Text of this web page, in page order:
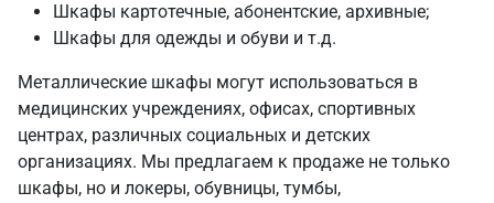
Шкафы картотечные, абонентские, архивные;
Шкафы для одежды и обуви и т.д.
Металлические шкафы могут использоваться в
медицинских учреждениях, офисах, спортивных
центрах, различных социальных и детских
организациях. Мы предлагаем к продаже не только
шкафы, но и локеры, обувницы, тумбы,